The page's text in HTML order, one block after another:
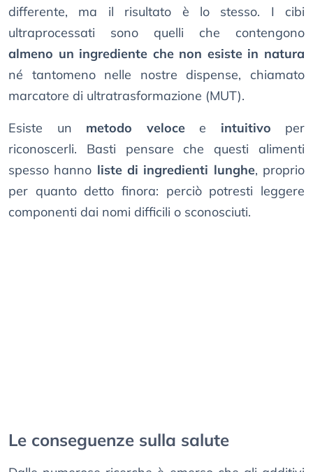
differente, ma il risultato è lo stesso. I cibi
ultraprocessati sono quelli che contengono
almeno un ingrediente che non esiste in natura
né tantomeno nelle nostre dispense, chiamato
marcatore di ultratrasformazione (MUT).
Esiste un metodo velocee intuitivo per
riconoscerli. Basti pensare che questi alimenti
spesso hanno liste di ingredienti lunghe, proprio
per quanto detto finora: perciò potresti leggere
componenti dai nomi difficili o sconosciuti.
Le conseguenze sulla salute